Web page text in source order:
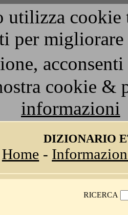
utilizza
per
cookie &
informazioni
DIZIONARIO
Home -
RICERCA